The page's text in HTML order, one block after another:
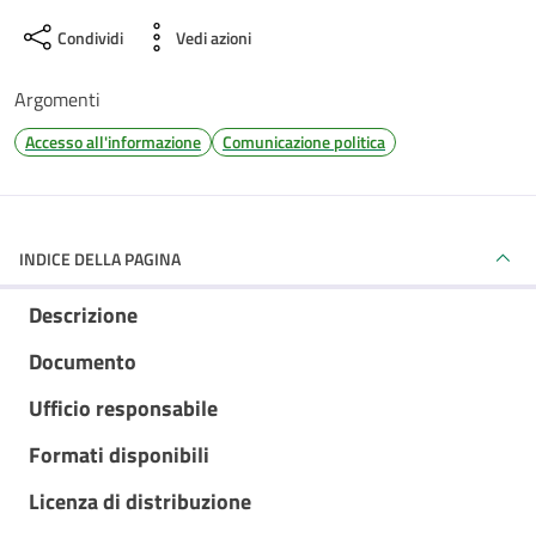
Condividi Vedi azioni
Argomenti
Accesso all'informazione Comunicazione politica
INDICE DELLA PAGINA
Descrizione
Documento
Ufficio responsabile
Formati disponibili
Licenza di distribuzione